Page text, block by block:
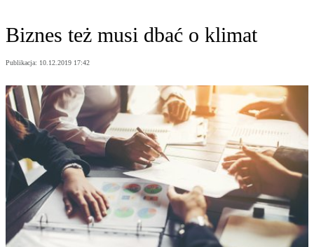
Biznes też musi dbać o klimat
Publikacja: 10.12.2019 17:42